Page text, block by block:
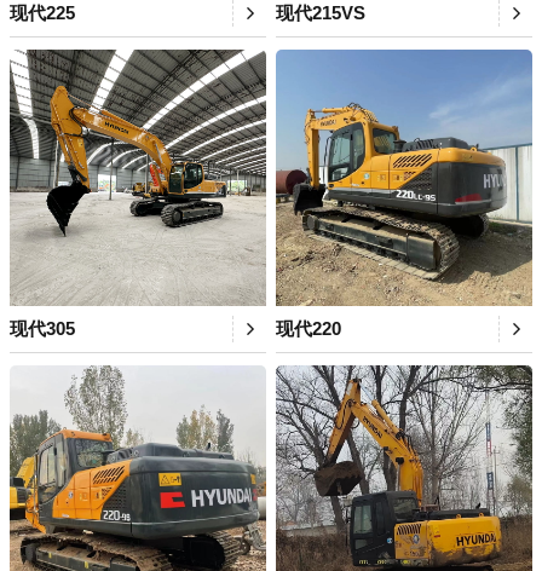
现代225 现代215VS
现代305 现代220